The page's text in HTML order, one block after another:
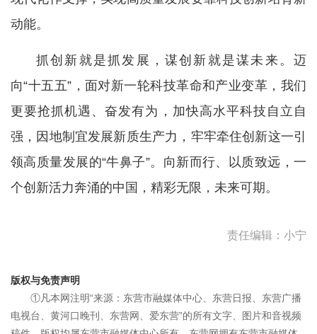
动能。
抓创新就是抓发展，谋创新就是谋未来。迈
向“十五五”，面对新一轮科技革命和产业变革，我们
更要抢抓机遇、奋发有为，加快高水平科技自立自
强，因地制宜发展新质生产力，牢牢牵住创新这一引
领高质量发展的“牛鼻子”。向新而行、以质致远，一
个创新活力奔涌的中国，精彩无限，未来可期。
责任编辑：小宁
版权与免责声明
①凡本网注明“来源：东营市融媒体中心、东营日报、东营广播
电视台、黄河口晚刊、东营网、爱东营”的所有文字、图片和音视频